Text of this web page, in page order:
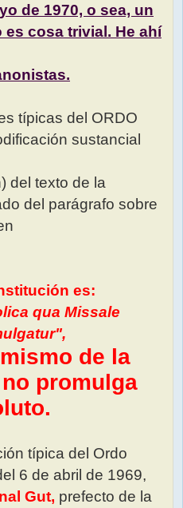
de 1970, o sea, un
cosa trivial. He ahí
típicas del ORDO
sustancial
del texto de la
del parágrafo sobre
es:
qua Missale
de la
promulga
típica del Ordo
6 de abril de 1969,
Gut, prefecto de la